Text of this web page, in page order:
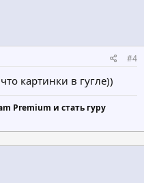
#4
картинки в гугле))
Premium и стать гуру